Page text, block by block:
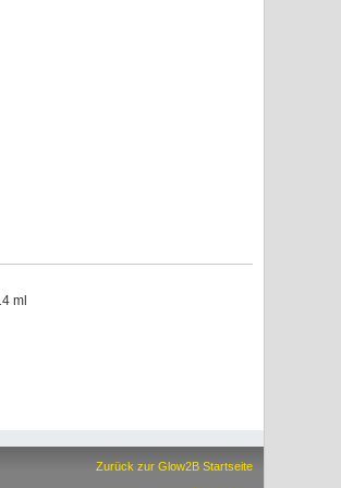
ml
Zurück zur Glow2B Startseite